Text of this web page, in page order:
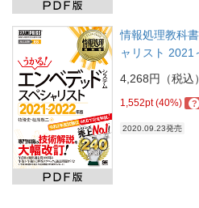
情報処理教科
ャリスト 2021
4,268円（税込）
1,552pt (40%) ?
2020.09.23発売